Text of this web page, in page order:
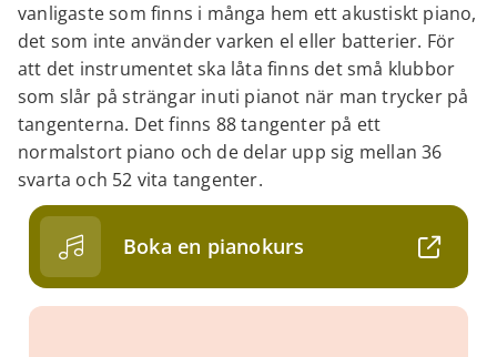
vanligaste som finns i många hem ett akustiskt piano,
det som inte använder varken el eller batterier. För
att det instrumentet ska låta finns det små klubbor
som slår på strängar inuti pianot när man trycker på
tangenterna. Det finns 88 tangenter på ett
normalstort piano och de delar upp sig mellan 36
svarta och 52 vita tangenter.
Boka en pianokurs